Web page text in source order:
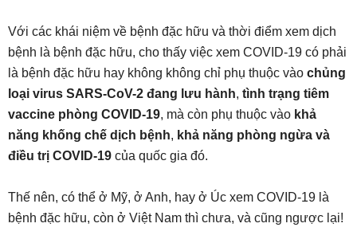
Với các khái niệm về bệnh đặc hữu và thời điểm xem dịch
bệnh là bệnh đặc hữu, cho thấy việc xem COVID-19 có phải
là bệnh đặc hữu hay không không chỉ phụ thuộc vào chủng
loại virus SARS-CoV-2 đang lưu hành, tình trạng tiêm
vaccine phòng COVID-19, mà còn phụ thuộc vào khả
năng khống chế dịch bệnh, khả năng phòng ngừa và
điều trị COVID-19 của quốc gia đó.
Thế nên, có thể ở Mỹ, ở Anh, hay ở Úc xem COVID-19 là
bệnh đặc hữu, còn ở Việt Nam thì chưa, và cũng ngược lại!